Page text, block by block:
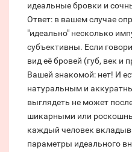
идеальные бровки и
Ответ: в вашем случае
"идеально" несколько
субъективны. Если
вид её бровей (губ, век и
Вашей знакомой: нет! И
натуральным и
выглядеть не может
шикарными или
каждый человек
параметры идеального